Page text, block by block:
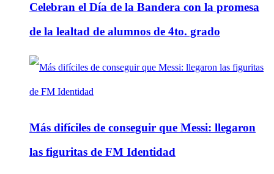
Celebran el Día de la Bandera con la promesa
de la lealtad de alumnos de 4to. grado
Más difíciles de conseguir que Messi: llegaron
las figuritas de FM Identidad